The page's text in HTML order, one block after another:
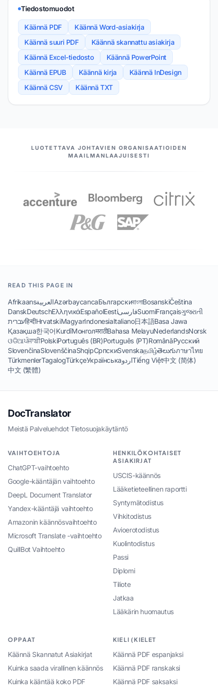
Tiedostomuodot
Käännä PDF
Käännä Word-asiakirja
Käännä suuri PDF
Käännä skannattu asiakirja
Käännä Excel-tiedosto
Käännä PowerPoint
Käännä EPUB
Käännä kirja
Käännä InDesign
Käännä CSV
Käännä TXT
MEIDÄN KUMPPANIMME
LUOTETTAVA JOHTAVIEN ORGANISAATIOIDEN
MAAILMANLAAJUISESTI
READ THIS PAGE IN
AfrikaansالعربيةAzərbaycancaБългарскиবাংলাBosanskiČeština
DanskDeutschΕλληνικάEspañolEestiفارسیSuomiFrançaisગુજરાતી
עבריתहिन्दीHrvatskiMagyarIndonesiaItaliano日本語Basa Jawa
Қазақша한국어KurdîМонголमराठीBahasa MelayuNederlandsNorsk
ଓଡିଆਪੰਜਾਬੀPolskiPortuguês (BR)Português (PT)RomânăРусский
SlovenčinaSlovenščinaShqipСрпскиSvenskaதமிழ்తెలుగుภาษาไทย
TürkmenlerTagalogTürkçeУкраїнськаاردوTiếng Việt中文 (简体)
中文 (繁體)
DocTranslator
Meistä·Palveluehdot·Tietosuojakäytäntö
VAIHTOEHTOJA
ChatGPT-vaihtoehto
Google-kääntäjän vaihtoehto
DeepL Document Translator
Yandex-kääntäjä vaihtoehto
Amazonin käännösvaihtoehto
Microsoft Translate -vaihtoehto
QuillBot Vaihtoehto
HENKILÖKOHTAISET
ASIAKIRJAT
USCIS-käännös
Lääketieteellinen raportti
Syntymätodistus
Vihkitodistus
Avioerotodistus
Kuolintodistus
Passi
Diplomi
Tiliote
Jatkaa
Lääkärin huomautus
OPPAAT
Käännä Skannatut Asiakirjat
Kuinka saada virallinen käännös
Kuinka kääntää koko PDF
KIELI (KIELET
Käännä PDF espanjaksi
Käännä PDF ranskaksi
Käännä PDF saksaksi